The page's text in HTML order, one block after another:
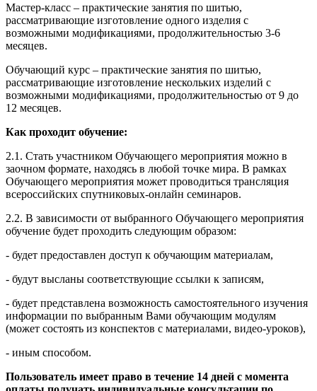
Мастер-класс – практические занятия по шитью,
рассматривающие изготовление одного изделия с
возможными модификациями, продолжительностью 3-6
месяцев.
Обучающий курс – практические занятия по шитью,
рассматривающие изготовление нескольких изделий с
возможными модификациями, продолжительностью от 9 до
12 месяцев.
Как проходит обучение:
2.1. Стать участником Обучающего мероприятия можно в
заочном формате, находясь в любой точке мира. В рамках
Обучающего мероприятия может проводиться трансляция
всероссийских спутниковых-онлайн семинаров.
2.2. В зависимости от выбранного Обучающего мероприятия
обучение будет проходить следующим образом:
- будет предоставлен доступ к обучающим материалам,
- будут высланы соответствующие ссылки к записям,
- будет представлена возможность самостоятельного изучения
информации по выбранным Вами обучающим модулям
(может состоять из конспектов с материалами, видео-уроков),
- иным способом.
Пользователь имеет право в течение 14 дней с момента